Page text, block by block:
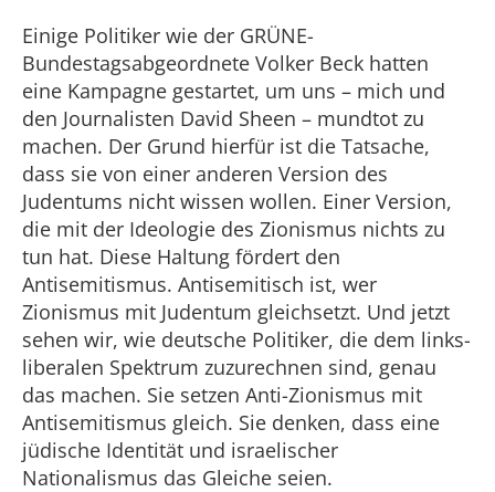
Einige Politiker wie der GRÜNE-
Bundestagsabgeordnete Volker Beck hatten
eine Kampagne gestartet, um uns – mich und
den Journalisten David Sheen – mundtot zu
machen. Der Grund hierfür ist die Tatsache,
dass sie von einer anderen Version des
Judentums nicht wissen wollen. Einer Version,
die mit der Ideologie des Zionismus nichts zu
tun hat. Diese Haltung fördert den
Antisemitismus. Antisemitisch ist, wer
Zionismus mit Judentum gleichsetzt. Und jetzt
sehen wir, wie deutsche Politiker, die dem links-
liberalen Spektrum zuzurechnen sind, genau
das machen. Sie setzen Anti-Zionismus mit
Antisemitismus gleich. Sie denken, dass eine
jüdische Identität und israelischer
Nationalismus das Gleiche seien.